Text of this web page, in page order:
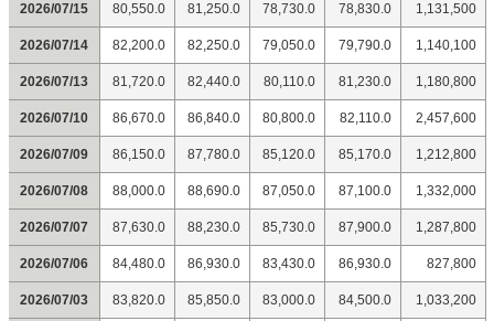
2026/07/15 80,550.0 81,250.0 78,730.0 78,830.0 1,131,500
2026/07/14 82,200.0 82,250.0 79,050.0 79,790.0 1,140,100
2026/07/13 81,720.0 82,440.0 80,110.0 81,230.0 1,180,800
2026/07/10 86,670.0 86,840.0 80,800.0 82,110.0 2,457,600
2026/07/09 86,150.0 87,780.0 85,120.0 85,170.0 1,212,800
2026/07/08 88,000.0 88,690.0 87,050.0 87,100.0 1,332,000
2026/07/07 87,630.0 88,230.0 85,730.0 87,900.0 1,287,800
2026/07/06 84,480.0 86,930.0 83,430.0 86,930.0 827,800
2026/07/03 83,820.0 85,850.0 83,000.0 84,500.0 1,033,200